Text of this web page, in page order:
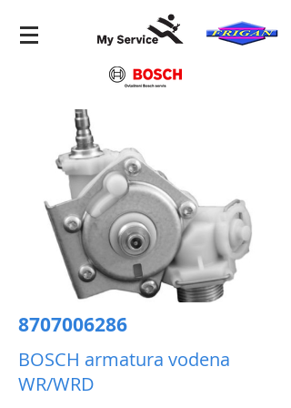
8707006286
BOSCH armatura vodena
WR/WRD